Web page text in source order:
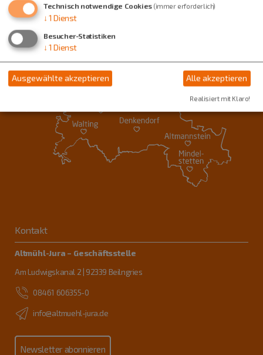
Kontakt
Altmühl-Jura – Geschäftsstelle
Am Ludwigskanal 2 | 92339 Beilngries
08461 606355-0
info@altmuehl-jura.de
Newsletter abonnieren
Technisch notwendige Cookies (immer erforderlich)
↓ 1 Dienst
Besucher-Statistiken
↓ 1 Dienst
Ausgewählte akzeptieren Alle akzeptieren
Realisiert mit Klaro!